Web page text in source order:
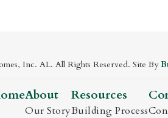
Inc. AL. All Rights Reserved. Site By
About
Our Story
Resources
Building Process